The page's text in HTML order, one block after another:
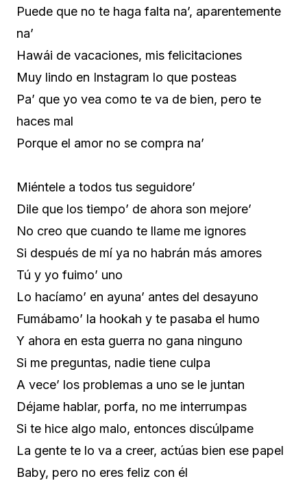
Puede que no te haga falta na’, aparentemente
na’
Hawái de vacaciones, mis felicitaciones
Muy lindo en Instagram lo que posteas
Pa’ que yo vea como te va de bien, pero te
haces mal
Porque el amor no se compra na’
Miéntele a todos tus seguidore’
Dile que los tiempo’ de ahora son mejore’
No creo que cuando te llame me ignores
Si después de mí ya no habrán más amores
Tú y yo fuimo’ uno
Lo hacíamo’ en ayuna’ antes del desayuno
Fumábamo’ la hookah y te pasaba el humo
Y ahora en esta guerra no gana ninguno
Si me preguntas, nadie tiene culpa
A vece’ los problemas a uno se le juntan
Déjame hablar, porfa, no me interrumpas
Si te hice algo malo, entonces discúlpame
La gente te lo va a creer, actúas bien ese papel
Baby, pero no eres feliz con él